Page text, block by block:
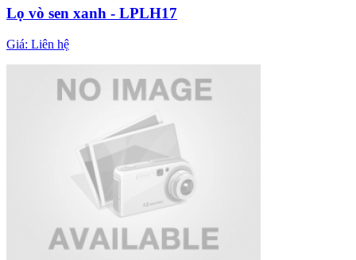
Lọ vò sen xanh - LPLH17
Giá: Liên hệ